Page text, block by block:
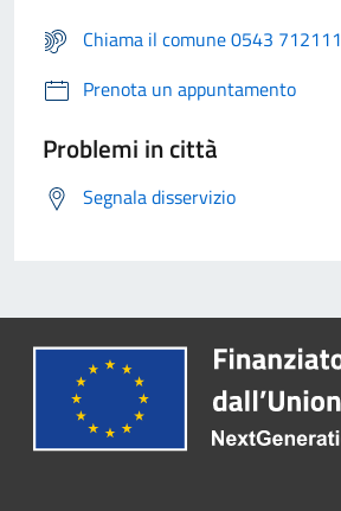
Chiama il comune 0543 712111
Prenota un appuntamento
Problemi in città
Segnala disservizio